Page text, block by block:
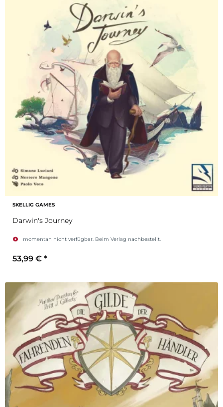
SKELLIG GAMES
Darwin's Journey
momentan nicht verfügbar. Beim Verlag nachbestellt.
53,99 € *